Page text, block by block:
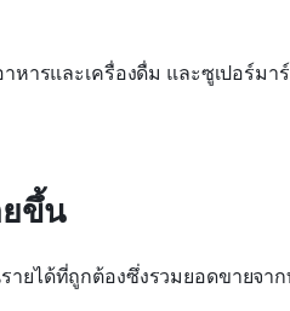
ารและเครื่องดื่ม และซูเปอร์มา
ขึ้น
ยได้ที่ถูกต้องซึ่งรวมยอดขายจา